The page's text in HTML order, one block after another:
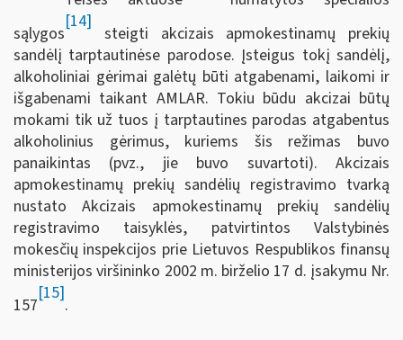
sąlygos
[14]
steigti akcizais apmokestinamų prekių
sandėlį tarptautinėse parodose. Įsteigus tokį sandėlį,
alkoholiniai gėrimai galėtų būti atgabenami, laikomi ir
išgabenami taikant AMLAR. Tokiu būdu akcizai būtų
mokami tik už tuos į tarptautines parodas atgabentus
alkoholinius gėrimus, kuriems šis režimas buvo
panaikintas (pvz., jie buvo suvartoti). Akcizais
apmokestinamų prekių sandėlių registravimo tvarką
nustato Akcizais apmokestinamų prekių sandėlių
registravimo taisyklės, patvirtintos Valstybinės
mokesčių inspekcijos prie Lietuvos Respublikos finansų
ministerijos viršininko 2002 m. birželio 17 d. įsakymu Nr.
157
[15]
.